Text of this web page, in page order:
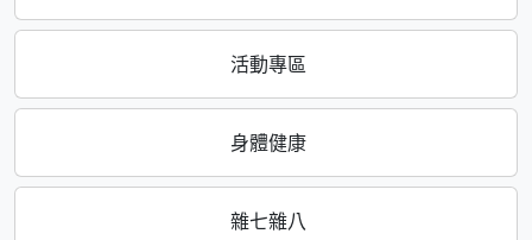
活動專區
身體健康
雜七雜八